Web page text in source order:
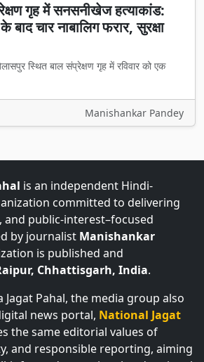
गृह में सनसनीखेज हत्याकांड:
बाद चार नाबालिग फरार, सुरक्षा
स्थित बाल संप्रेक्षण गृह में रविवार को एक
Manishankar Pandey
is an independent Hindi-
committed to delivering
and public-interest–focused
by journalist Manishankar
is published and
Chhattisgarh, India.
Jagat Pahal, the media group also
news portal, National Jagat
the same editorial values of
and responsible reporting, aiming